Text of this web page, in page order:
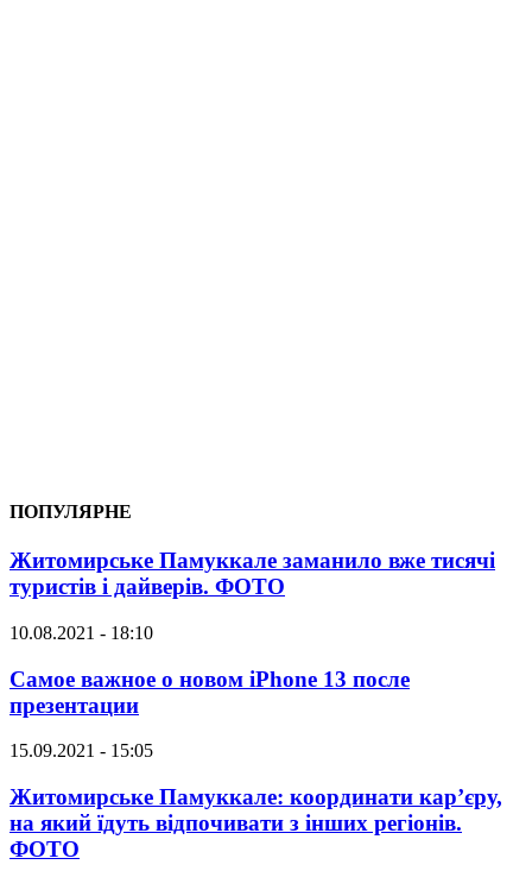
ПОПУЛЯРНЕ
Житомирське Памуккале заманило вже тисячі
туристів і дайверів. ФОТО
10.08.2021 - 18:10
Самое важное о новом iPhone 13 после
презентации
15.09.2021 - 15:05
Житомирське Памуккале: координати кар’єру,
на який їдуть відпочивати з інших регіонів.
ФОТО